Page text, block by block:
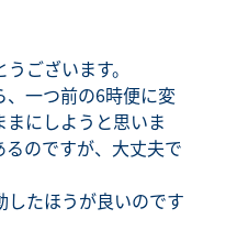
ございます。
一つ前の6時便に変
にしようと思いま
のですが、大丈夫で
したほうが良いのです